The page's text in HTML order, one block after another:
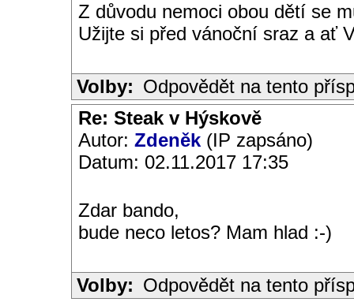
Z důvodu nemoci obou dětí se
Užijte si před vánoční sraz a ať
Volby: Odpovědět na tento
Re: Steak v Hýskově
Autor: Zdeněk (IP zapsáno)
Datum: 02.11.2017 17:35
Zdar bando,
bude neco letos? Mam hlad :-)
Volby: Odpovědět na tento